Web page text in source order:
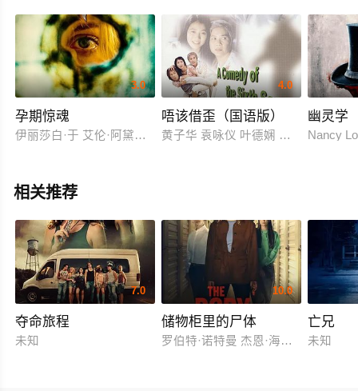
3.0
孕期惊魂
伊丽莎白·于 艾伦·阿黛尔 布赖恩·安东尼·威尔逊
4.0
唔该借歪（国语版）
黄子华 袁咏仪 叶德娴 张锦程 甄楚
幽灵学
Nancy
相关推荐
7.0
夺命旅程
未知
10.0
储物柜里的尸体
罗伯特·诺特曼 杰恩·海特迈尔
亡兄
未知